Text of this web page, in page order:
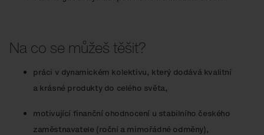
Na co se můžeš těšit?
práci v dynamickém kolektivu, který dodává kvalitní
a krásné produkty do celého světa,
motivující finanční ohodnocení u stabilního českého
zaměstnavatele (roční a mimořádné odměny),